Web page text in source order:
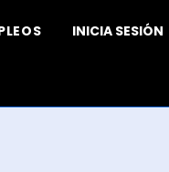
INICIA SESIÓN